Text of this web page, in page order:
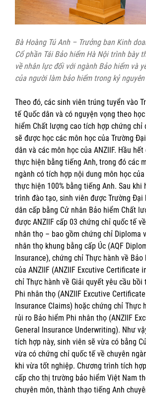
Bà Hoàng Tú Anh – Trưởng ban Kinh
Cổ phần Tái Bảo hiểm Hà Nội trình bày
về nhân lực đối với ngành Bảo hiểm và
của người làm bảo hiểm trong kỷ
Theo đó, các sinh viên trúng tuyển vào
tế Quốc dân và có nguyện vọng theo
hiểm Chất lượng cao tích hợp chứng chỉ
sẽ được học các môn học của Trường
dân và các môn học của ANZIIF. Hầu
thực hiện bằng tiếng Anh, trong đó các
ngành có tích hợp nội dung môn học
thực hiện 100% bằng tiếng Anh. Sau khi
trình đào tạo, sinh viên được Trường Đại
dân cấp bằng Cử nhân Bảo hiểm Chất
được ANZIIF cấp 03 chứng chỉ quốc tế
nhân thọ – bao gồm chứng chỉ Diploma
nhân thọ khung bằng cấp Úc (AQF
Insurance), chứng chỉ Thực hành về
của ANZIIF (ANZIIF Excutive Certificate
chỉ Thực hành về Giải quyết yêu cầu bồi
Phi nhân thọ (ANZIIF Excutive
Insurance Claims) hoặc chứng chỉ Thực
rủi ro Bảo hiểm Phi nhân thọ (ANZIIF
General Insurance Underwriting). Như
tích hợp này, sinh viên sẽ vừa có bằng
vừa có chứng chỉ quốc tế về chuyên
khi vừa tốt nghiệp. Chương trình tích
cấp cho thị trường bảo hiểm Việt Nam
chuyên môn, thành thạo tiếng Anh